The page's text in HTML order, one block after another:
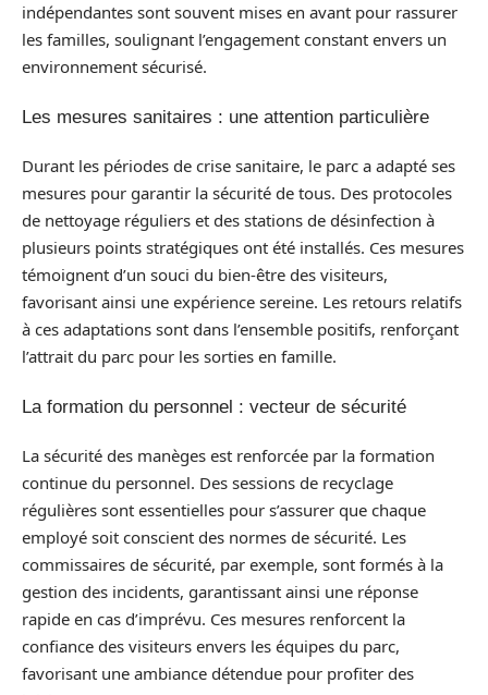
indépendantes sont souvent mises en avant pour rassurer
les familles, soulignant l’engagement constant envers un
environnement sécurisé.
Les mesures sanitaires : une attention particulière
Durant les périodes de crise sanitaire, le parc a adapté ses
mesures pour garantir la sécurité de tous. Des protocoles
de nettoyage réguliers et des stations de désinfection à
plusieurs points stratégiques ont été installés. Ces mesures
témoignent d’un souci du bien-être des visiteurs,
favorisant ainsi une expérience sereine. Les retours relatifs
à ces adaptations sont dans l’ensemble positifs, renforçant
l’attrait du parc pour les sorties en famille.
La formation du personnel : vecteur de sécurité
La sécurité des manèges est renforcée par la formation
continue du personnel. Des sessions de recyclage
régulières sont essentielles pour s’assurer que chaque
employé soit conscient des normes de sécurité. Les
commissaires de sécurité, par exemple, sont formés à la
gestion des incidents, garantissant ainsi une réponse
rapide en cas d’imprévu. Ces mesures renforcent la
confiance des visiteurs envers les équipes du parc,
favorisant une ambiance détendue pour profiter des